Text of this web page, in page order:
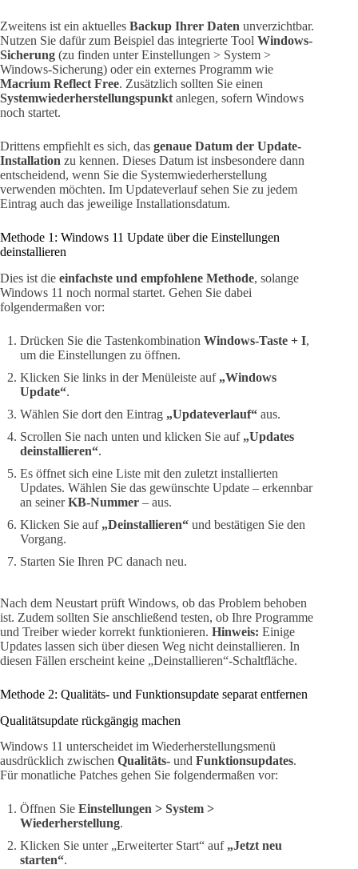
Zweitens ist ein aktuelles Backup Ihrer Daten unverzichtbar.
Nutzen Sie dafür zum Beispiel das integrierte Tool Windows-
Sicherung (zu finden unter Einstellungen > System >
Windows-Sicherung) oder ein externes Programm wie
Macrium Reflect Free. Zusätzlich sollten Sie einen
Systemwiederherstellungspunkt anlegen, sofern Windows
noch startet.
Drittens empfiehlt es sich, das genaue Datum der Update-
Installation zu kennen. Dieses Datum ist insbesondere dann
entscheidend, wenn Sie die Systemwiederherstellung
verwenden möchten. Im Updateverlauf sehen Sie zu jedem
Eintrag auch das jeweilige Installationsdatum.
Methode 1: Windows 11 Update über die Einstellungen
deinstallieren
Dies ist die einfachste und empfohlene Methode, solange
Windows 11 noch normal startet. Gehen Sie dabei
folgendermaßen vor:
Drücken Sie die Tastenkombination Windows-Taste + I,
um die Einstellungen zu öffnen.
Klicken Sie links in der Menüleiste auf „Windows
Update“.
Wählen Sie dort den Eintrag „Updateverlauf“ aus.
Scrollen Sie nach unten und klicken Sie auf „Updates
deinstallieren“.
Es öffnet sich eine Liste mit den zuletzt installierten
Updates. Wählen Sie das gewünschte Update – erkennbar
an seinerKB-Nummer – aus.
Klicken Sie auf „Deinstallieren“ und bestätigen Sie den
Vorgang.
Starten Sie Ihren PC danach neu.
Nach dem Neustart prüft Windows, ob das Problem behoben
ist. Zudem sollten Sie anschließend testen, ob Ihre Programme
und Treiber wieder korrekt funktionieren. Hinweis: Einige
Updates lassen sich über diesen Weg nicht deinstallieren. In
diesen Fällen erscheint keine „Deinstallieren“-Schaltfläche.
Methode 2: Qualitäts- und Funktionsupdate separat entfernen
Qualitätsupdate rückgängig machen
Windows 11 unterscheidet im Wiederherstellungsmenü
ausdrücklich zwischen Qualitäts- und Funktionsupdates.
Für monatliche Patches gehen Sie folgendermaßen vor:
Öffnen Sie Einstellungen > System >
Wiederherstellung.
Klicken Sie unter „Erweiterter Start“ auf „Jetzt neu
starten“.